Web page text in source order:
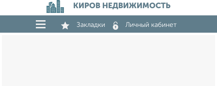
КИРОВ НЕДВИЖИМОСТЬ
Закладки Личный кабинет